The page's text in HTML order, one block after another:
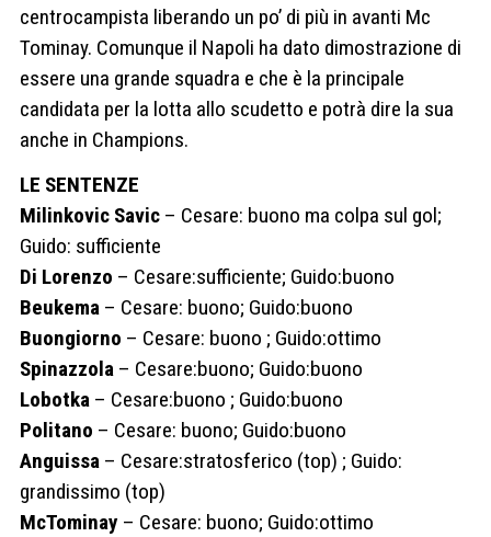
centrocampista liberando un po’ di più in avanti Mc
Tominay. Comunque il Napoli ha dato dimostrazione di
essere una grande squadra e che è la principale
candidata per la lotta allo scudetto e potrà dire la sua
anche in Champions.
LE SENTENZE
Milinkovic Savic – Cesare: buono ma colpa sul gol;
Guido: sufficiente
Di Lorenzo – Cesare:sufficiente; Guido:buono
Beukema – Cesare: buono; Guido:buono
Buongiorno – Cesare: buono ; Guido:ottimo
Spinazzola – Cesare:buono; Guido:buono
Lobotka – Cesare:buono ; Guido:buono
Politano – Cesare: buono; Guido:buono
Anguissa – Cesare:stratosferico (top) ; Guido:
grandissimo (top)
McTominay – Cesare: buono; Guido:ottimo